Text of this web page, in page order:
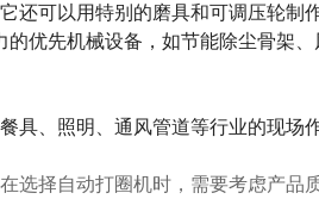
可以用特别的磨具和可调压轮制
优先机械设备，如节能除尘骨架
、照明、通风管道等行业的现场
择自动打圈机时，需要考虑产品